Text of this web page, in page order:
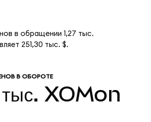
в обращении 1,27 тыс.
251,30 тыс. $.
В ОБОРОТЕ
XOMon